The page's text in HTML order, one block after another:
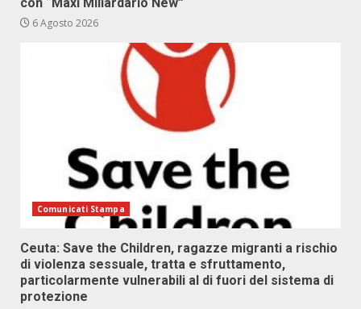
6 Agosto 2026
Comunicati Stampa
Ceuta: Save the Children, ragazze migranti a rischio
di violenza sessuale, tratta e sfruttamento,
particolarmente vulnerabili al di fuori del sistema di
protezione